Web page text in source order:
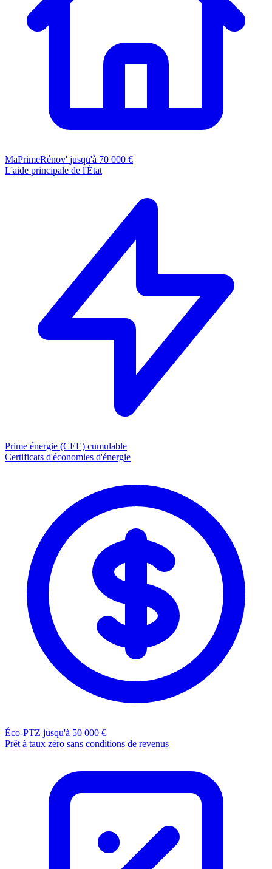
MaPrimeRénov' jusqu'à 70 000 €
L'aide principale de l'État
Prime énergie (CEE) cumulable
Certificats d'économies d'énergie
Éco-PTZ jusqu'à 50 000 €
Prêt à taux zéro sans conditions de revenus